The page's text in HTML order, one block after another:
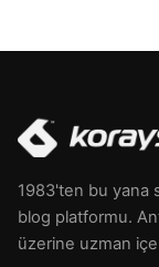
1983'ten bu yana
blog platformu.
üzerine uzman